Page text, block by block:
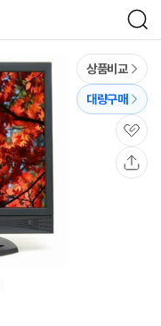
검
색
상품비교
대량구매
관
심